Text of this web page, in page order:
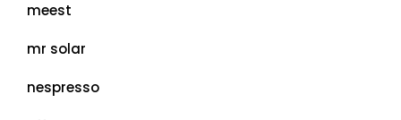
meest
mr solar
nespresso